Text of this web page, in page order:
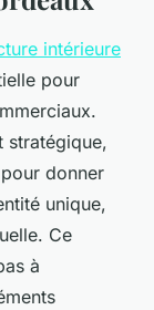
intérieure
pour
stratégique,
donner
unique,
Ce
à